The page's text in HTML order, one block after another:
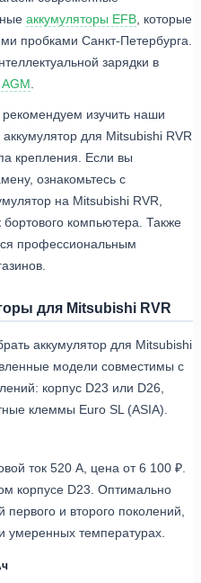
аккумуляторы EFB , которые
пробками Санкт-Петербурга.
зарядки в
изучить наши
для Mitsubishi RVR
крепления. Если вы
ознакомьтесь с
на Mitsubishi RVR,
компьютера. Также
профессиональным
для Mitsubishi RVR
аккумулятор для Mitsubishi
модели совместимы с
корпус D23 или D26,
клеммы Euro SL (ASIA).
ток 520 А, цена от 6 100 ₽.
корпусе D23. Оптимально
и второго поколений,
умеренных температурах.